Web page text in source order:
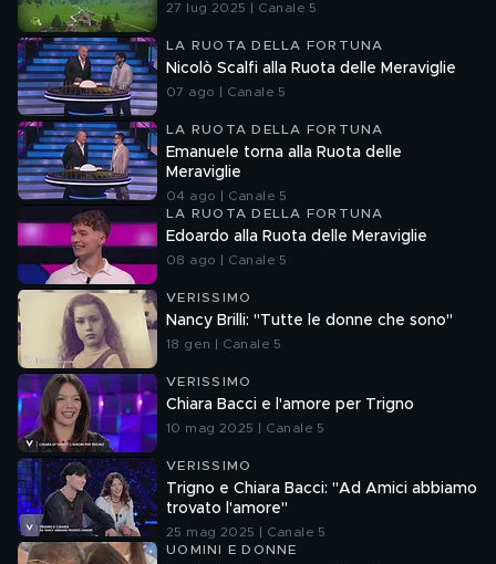
27 lug 2025 | Canale 5
LA RUOTA DELLA FORTUNA
Nicolò Scalfi alla Ruota delle Meraviglie
07 ago | Canale 5
LA RUOTA DELLA FORTUNA
Emanuele torna alla Ruota delle
Meraviglie
04 ago | Canale 5
LA RUOTA DELLA FORTUNA
Edoardo alla Ruota delle Meraviglie
08 ago | Canale 5
VERISSIMO
Nancy Brilli: "Tutte le donne che sono"
18 gen | Canale 5
VERISSIMO
Chiara Bacci e l'amore per Trigno
10 mag 2025 | Canale 5
VERISSIMO
Trigno e Chiara Bacci: "Ad Amici abbiamo
trovato l'amore"
25 mag 2025 | Canale 5
UOMINI E DONNE